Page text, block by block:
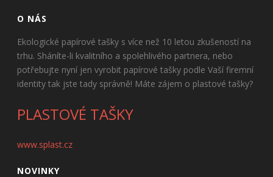
O NÁS
Ekologické papírové tašky s více než 10 letou zkušeností na
trhu. Sháníte-li kvalitního a spolehlivého partnera, nebo
potřebujte nyní jen vyrobit papírové tašky podle Vaší firemní
identity tak jste tady správně! Máte zájem o plastové tašky?
PLASTOVÉ TAŠKY
www.splast.cz
NOVINKY